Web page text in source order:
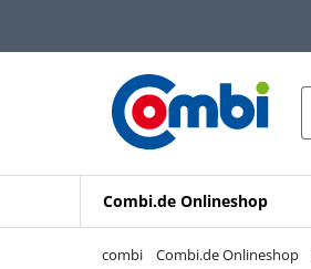
Zur Navigation springen
Zur Suche springen
Combi.de Onlineshop
combi Combi.de Onlineshop